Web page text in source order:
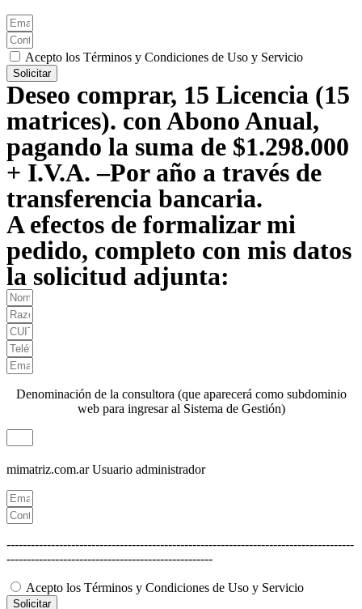
Acepto los Términos y Condiciones de Uso y Servicio
Solicitar
Deseo comprar, 15 Licencia (15
matrices). con Abono Anual,
pagando la suma de $1.298.000
+ I.V.A. –Por año a través de
transferencia bancaria.
A efectos de formalizar mi
pedido, completo con mis datos
la solicitud adjunta:
Denominación de la consultora (que aparecerá como subdominio
web para ingresar al Sistema de Gestión)
mimatriz.com.ar Usuario administrador
--------------------------------------------------------------------------------------
---------------------------------------------------
Acepto los Términos y Condiciones de Uso y Servicio
Solicitar